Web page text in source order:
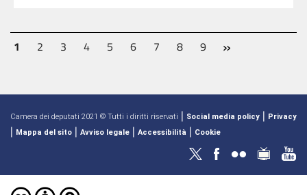
1 2 3 4 5 6 7 8 9 »
Camera dei deputati 2021 © Tutti i diritti riservati | Social media policy | Privacy
| Mappa del sito | Avviso legale | Accessibilità | Cookie